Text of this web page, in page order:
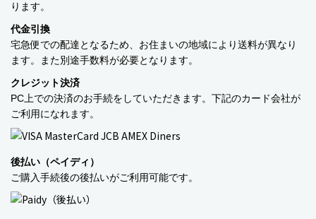
アウトドア
健康・フィットネス
防災用品・保存食品
家電
ガーデニング
おもちゃ・ホビー
ベビーおもちゃ・子供用品
ります。
代金引換
宅急便での配達となるため、お住まいの地域により送料が異なり
ます。また別途手数料が必要となります。
クレジット決済
PC上での決済のお手続をしていただきます。下記のカード会社が
ご利用になれます。
後払い（ペイディ）
ご購入手続後の後払いがご利用可能です。